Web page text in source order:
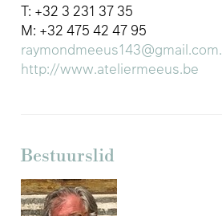
T: +32 3 231 37 35
M: +32 475 42 47 95
raymondmeeus143@gmail.com.
http://www.ateliermeeus.be
Bestuurslid